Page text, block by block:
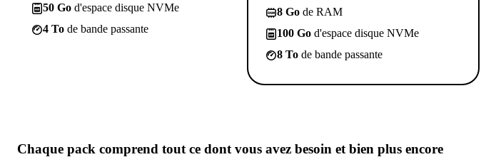
50 Go d'espace disque NVMe
4 To de bande passante
8 Go de RAM
100 Go d'espace disque NVMe
8 To de bande passante
Chaque pack comprend tout ce dont vous avez besoin et bien plus encore